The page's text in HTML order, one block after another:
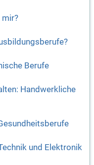
mir?
Berufe
Handwerkliche
und Elektronik